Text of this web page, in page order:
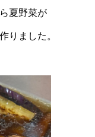
夏野菜が
りました。